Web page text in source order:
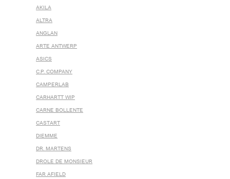
AKILA
ALTRA
ANGLAN
ARTE ANTWERP
ASICS
C.P. COMPANY
CAMPERLAB
CARHARTT WIP
CARNE BOLLENTE
CASTART
DIEMME
DR. MARTENS
DROLE DE MONSIEUR
FAR AFIELD